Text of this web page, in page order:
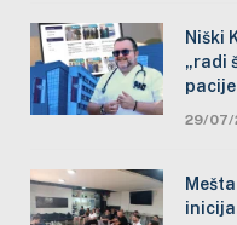
Niški
„radi
29/07/